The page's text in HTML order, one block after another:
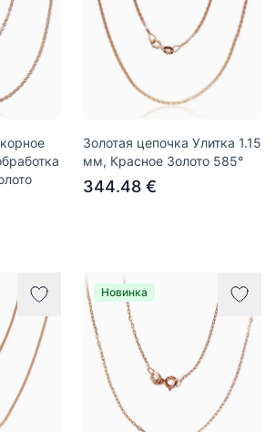
Золотая цепочка Улитка 1.15
мм, Красное Золото 585°
344.48 €
Новинка